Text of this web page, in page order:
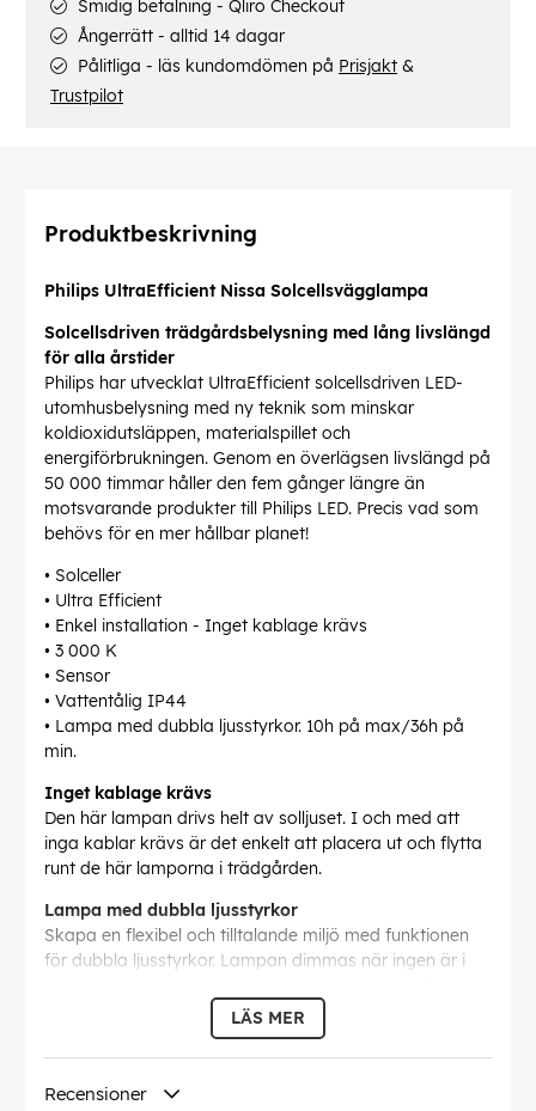
Smidig betalning - Qliro Checkout
Ångerrätt - alltid 14 dagar
Pålitliga - läs kundomdömen på Prisjakt &
Trustpilot
Produktbeskrivning
Philips UltraEfficient Nissa Solcellsvägglampa
Solcellsdriven trädgårdsbelysning med lång livslängd
för alla årstider
Philips har utvecklat UltraEfficient solcellsdriven LED-
utomhusbelysning med ny teknik som minskar
koldioxidutsläppen, materialspillet och
energiförbrukningen. Genom en överlägsen livslängd på
50 000 timmar håller den fem gånger längre än
motsvarande produkter till Philips LED. Precis vad som
behövs för en mer hållbar planet!
• Solceller
• Ultra Efficient
• Enkel installation - Inget kablage krävs
• 3 000 K
• Sensor
• Vattentålig IP44
• Lampa med dubbla ljusstyrkor. 10h på max/36h på
min.
Inget kablage krävs
Den här lampan drivs helt av solljuset. I och med att
inga kablar krävs är det enkelt att placera ut och flytta
runt de här lamporna i trädgården.
Lampa med dubbla ljusstyrkor
Skapa en flexibel och tilltalande miljö med funktionen
för dubbla ljusstyrkor. Lampan dimmas när ingen är i
kommer nära, för att du ska få rätt ljusstyrka när du
Den här utomhuslampan från Philips är särskilt
LÄS MER
Recensioner